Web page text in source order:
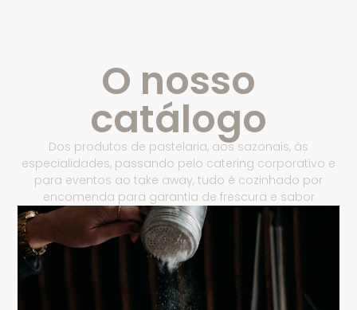
O nosso
catálogo
Dos produtos de pastelaria, aos sazonais, às
especialidades, passando pelo catering corporativo e
para eventos ao take away, tudo é cozinhado por
encomenda para garantia de frescura e sabor